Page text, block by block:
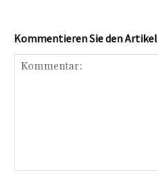
Kommentieren Sie den Artikel